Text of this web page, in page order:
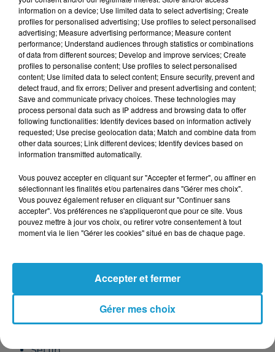
Houmous de betterave au miel, blinis de
potimarron
Pour le houmous :
200gr de betteraves cuites épluchées et
coupées en morceaux.
400gr de pois chiches égouttés et rincés
60g de tahini
3 cuillères à soupe d'huile d'olive
Le jus d'un citron jaune
1 gousse d'ail épluchée et dégermée
Quelques feuilles de coriandre
1/2 cuillère à café de mélange en poudre de
za'alar
Sel fin
250gr de chair de potimarron cuite
125gr de lait ribot
25gr de beurre fondu
100gr de farine
Sel fin
information on a device; Use limited data to select advertising; Create
profiles for personalised advertising; Use profiles to select personalised
advertising; Measure advertising performance; Measure content
performance; Understand audiences through statistics or combinations
of data from different sources; Develop and improve services; Create
profiles to personalise content; Use profiles to select personalised
content; Use limited data to select content; Ensure security, prevent and
detect fraud, and fix errors; Deliver and present advertising and content;
Save and communicate privacy choices. These technologies may
process personal data such as IP address and browsing data to offer
following functionalities: Identify devices based on information actively
requested; Use precise geolocation data; Match and combine data from
other data sources; Link different devices; Identify devices based on
information transmitted automatically.
Vous pouvez accepter en cliquant sur "Accepter et fermer", ou affiner en
sélectionnant les finalités et/ou partenaires dans "Gérer mes choix".
Vous pouvez également refuser en cliquant sur "Continuer sans
accepter". Vos préférences ne s'appliqueront que pour ce site. Vous
pouvez mettre à jour vos choix, ou retirer votre consentement à tout
moment via le lien "Gérer les cookies" situé en bas de chaque page.
Gérer mes choix
Accepter et fermer